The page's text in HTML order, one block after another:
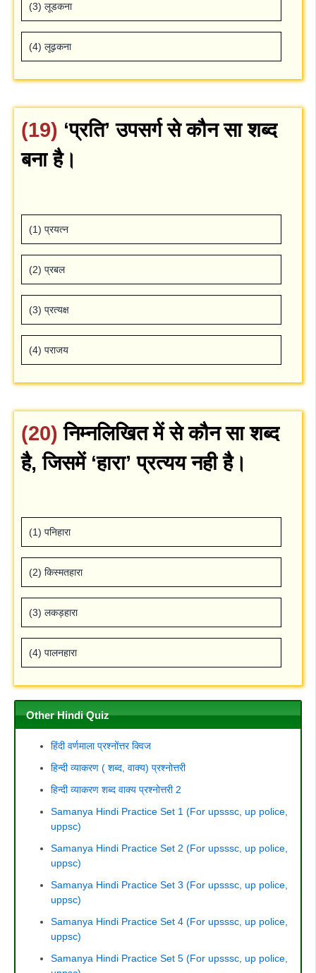
(3) लूडकना
(4) लूढ़कना
(19) ‘प्रति’ उपसर्ग से कौन सा शब्‍द
बना है।
(1) प्रयत्‍न
(2) प्रबल
(3) प्रत्‍यक्ष
(4) पराजय
(20)निम्‍नलिखित में से कौन सा शब्‍द
है, जिसमें ‘हारा’ प्रत्‍यय नही है।
(1) पनिहारा
(2) किस्‍मतहारा
(3) लकड़हारा
(4) पालनहारा
Other Hindi Quiz
हिंदी वर्णमाला प्रश्नोंत्तर क्विज
हिन्दी व्याकरण ( शब्द, वाक्य) प्रश्नोत्तरी
हिन्दी व्याकरण शब्द वाक्य प्रश्नोत्तरी 2
Samanya Hindi Practice Set 1 (For upsssc, up police,
uppsc)
Samanya Hindi Practice Set 2 (For upsssc, up police,
uppsc)
Samanya Hindi Practice Set 3 (For upsssc, up police,
uppsc)
Samanya Hindi Practice Set 4 (For upsssc, up police,
uppsc)
Samanya Hindi Practice Set 5 (For upsssc, up police,